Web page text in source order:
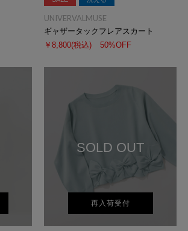
UNIVERVALMUSE
ギャザータックフレアスカート
￥8,800(税込) 50%OFF
SOLD OUT
再入荷受付